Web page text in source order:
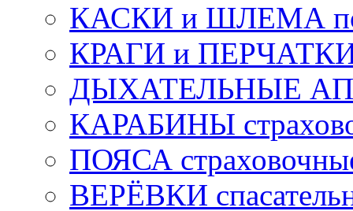
КАСКИ и ШЛЕМА
КРАГИ и ПЕРЧАТКИ
ДЫХАТЕЛЬНЫЕ
КАРАБИНЫ
ПОЯСА
ВЕРЁВКИ